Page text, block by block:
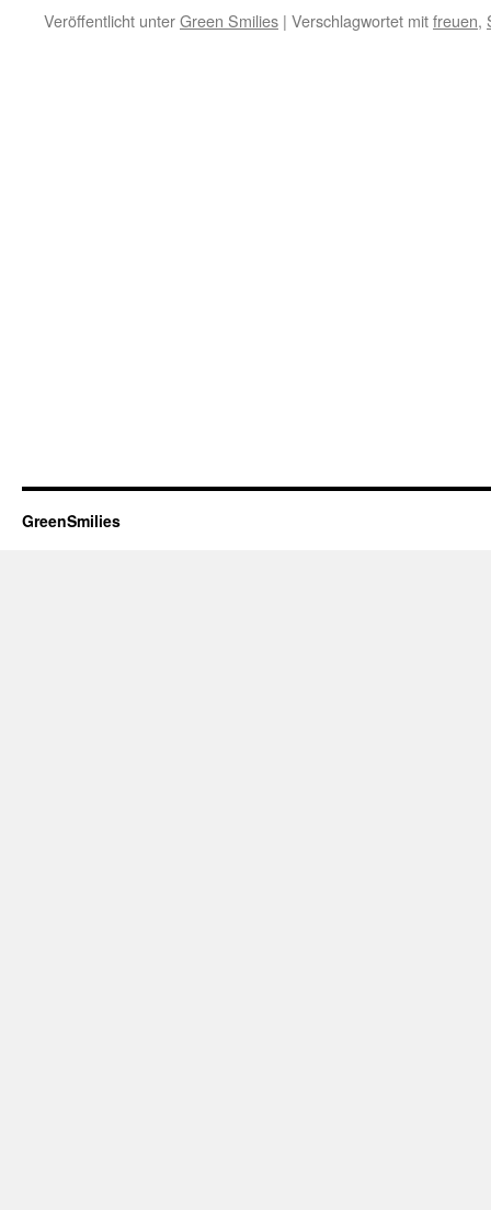
Veröffentlicht unterGreen Smilies | Verschlagwortet mitfreuen,
GreenSmilies